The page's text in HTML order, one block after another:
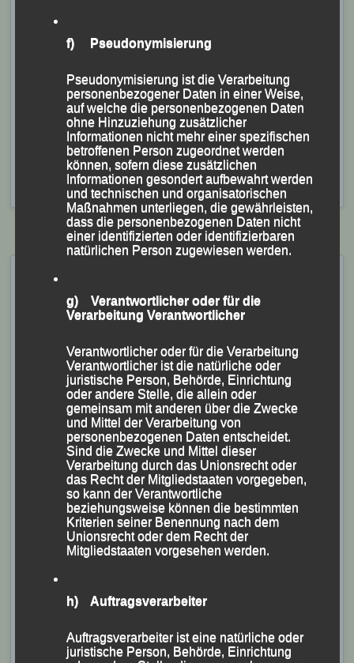
in ihrer AK W 50 freuen.
musste, lief nach 28:06 Minuten als Zweiter seiner AK
M 65 über die Ziellinie.
VeröffentlichtinAktuelles,Archiv 2020,Archiv 2024|
Markiert mitChristian Wimmer ,Freudenseelauf,
Freudenseelauf Hauzenberg,Gaby Kopfinger, Gerhard
Hauzenberg,Martha Weber,Tim Kopfinger
Freudenseelauf
Hauzenberg, 26. Oktober
2019
Veröffentlicht am26. Oktober 2019vonlgpassau
LG Passau mit klasse Mannschaftsleistung um den
Freudensee
-Sabina Prager schnellste Frau –
f) Pseudonymisierung
Pseudonymisierung ist die Verarbeitung
personenbezogener Daten in einer Weise,
auf welche die personenbezogenen Daten
ohne Hinzuziehung zusätzlicher
Informationen nicht mehr einer spezifischen
betroffenen Person zugeordnet werden
können, sofern diese zusätzlichen
Informationen gesondert aufbewahrt werden
und technischen und organisatorischen
Maßnahmen unterliegen, die gewährleisten,
dass die personenbezogenen Daten nicht
einer identifizierten oder identifizierbaren
natürlichen Person zugewiesen werden.
g) Verantwortlicher oder für die
Verarbeitung Verantwortlicher
Verantwortlicher oder für die Verarbeitung
Verantwortlicher ist die natürliche oder
juristische Person, Behörde, Einrichtung
oder andere Stelle, die allein oder
gemeinsam mit anderen über die Zwecke
und Mittel der Verarbeitung von
personenbezogenen Daten entscheidet.
Sind die Zwecke und Mittel dieser
Verarbeitung durch das Unionsrecht oder
das Recht der Mitgliedstaaten vorgegeben,
so kann der Verantwortliche
beziehungsweise können die bestimmten
Kriterien seiner Benennung nach dem
Unionsrecht oder dem Recht der
Mitgliedstaaten vorgesehen werden.
h) Auftragsverarbeiter
Auftragsverarbeiter ist eine natürliche oder
juristische Person, Behörde, Einrichtung